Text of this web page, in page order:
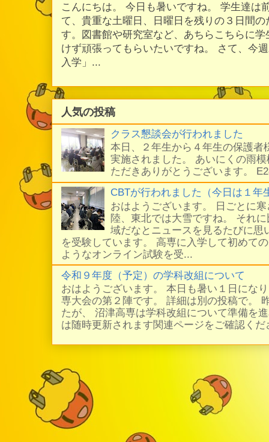
こんにちは。 今日も暑いですね。 学生達は
て、貴重な土曜日、日曜日を残りの３日間
す。図書館や研究室など、あちらこちらに
けず頑張ってもらいたいですね。 さて、今
入学」...
人気の投稿
クラス懇談会が行われました
本日、２年生から４年生の保護者
実施されました。 あいにくの雨
ただきありがとうございます。
CBTが行われました（今日は１年
おはようございます。 日ごとに
陸、東北では大雪ですね。 それ
域だなとニュースを見るたびに思
を受験しています。 高専に入学して初めて
ようなオンライン試験を受...
令和９年度（予定）の学科改組について
おはようございます。 本日も暑い１日にな
専大会の第２陣です。 詳細は別の投稿で。
たが、 沼津高専は学科改組について準備を
は随時更新されます関連ページをご確認く